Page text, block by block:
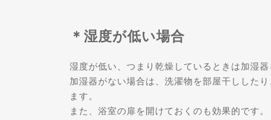
＊湿度が低い場合
湿度が低い、つまり乾燥しているときは加湿
加湿器がない場合は、洗濯物を部屋干しした
ます。
また、浴室の扉を開けておくのも効果的です。